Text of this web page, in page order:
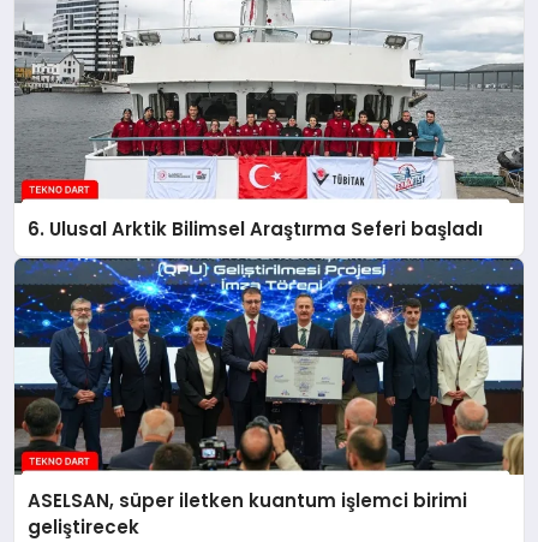
6. Ulusal Arktik Bilimsel Araştırma Seferi başladı
ASELSAN, süper iletken kuantum işlemci birimi
geliştirecek